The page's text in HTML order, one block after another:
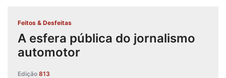
Feitos & Desfeitas
A esfera pública do jornalismo
automotor
Edição 813